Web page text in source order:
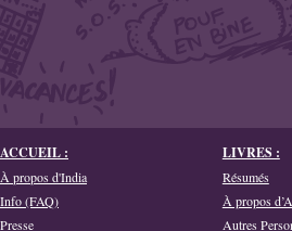
ACCUEIL :
À propos d'India
Info (FAQ)
Presse
LIVRES :
Résumés
À propos
Autres